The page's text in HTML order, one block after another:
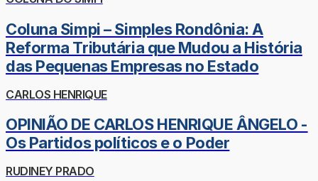
Coluna Simpi – Simples Rondônia: A
Reforma Tributária que Mudou a História
das Pequenas Empresas no Estado
CARLOS HENRIQUE
OPINIÃO DE CARLOS HENRIQUE ÂNGELO -
Os Partidos políticos e o Poder
RUDINEY PRADO